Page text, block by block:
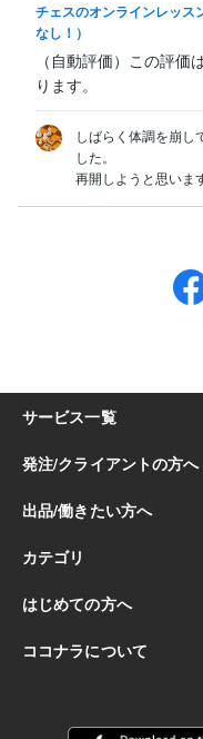
チェスのオンラインレッス
なし！）
（自動評価）この評
ります。
しばらく体調を崩し
した。
再開しようと思いま